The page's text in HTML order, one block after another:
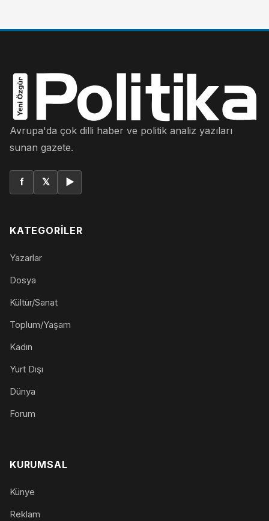
Avrupa'da çok dilli haber ve politik analiz yazıları
sunan gazete.
f 𝕏 ▶
KATEGORILER
Yazarlar
Dosya
Kültür/Sanat
Toplum/Yaşam
Kadın
Yurt Dışı
Dünya
Forum
KURUMSAL
Künye
Reklam